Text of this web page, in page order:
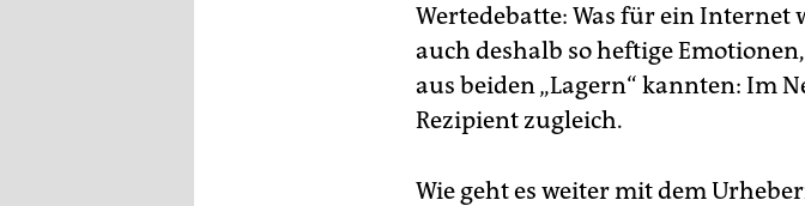
Wertedebatte: Was für ein Internet
auch deshalb so heftige
aus beiden „Lagern“ kannten: Im
Rezipient zugleich.
Wie geht es weiter mit dem